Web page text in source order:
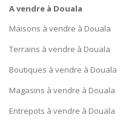
A vendre à Douala
Maisons à vendre à Douala
Terrains à vendre à Douala
Boutiques à vendre à Douala
Magasins à vendre à Douala
Entrepots à vendre à Douala